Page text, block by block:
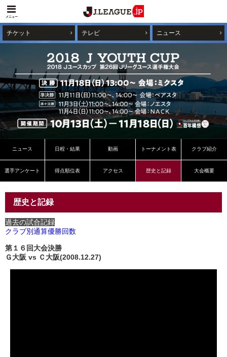
メニュー
チケット テレビ ニュース
ニュース 日程・結果 動画 トーナメント表 クラブ紹介
選手アンケート 得点順位表 アクセス 歴史と記録 大会概要
歴史と記録
過去の試合記録
クラブ別通算優勝回数
第１６回大会決勝
Ｇ大阪 vs Ｃ大阪(2008.12.27)